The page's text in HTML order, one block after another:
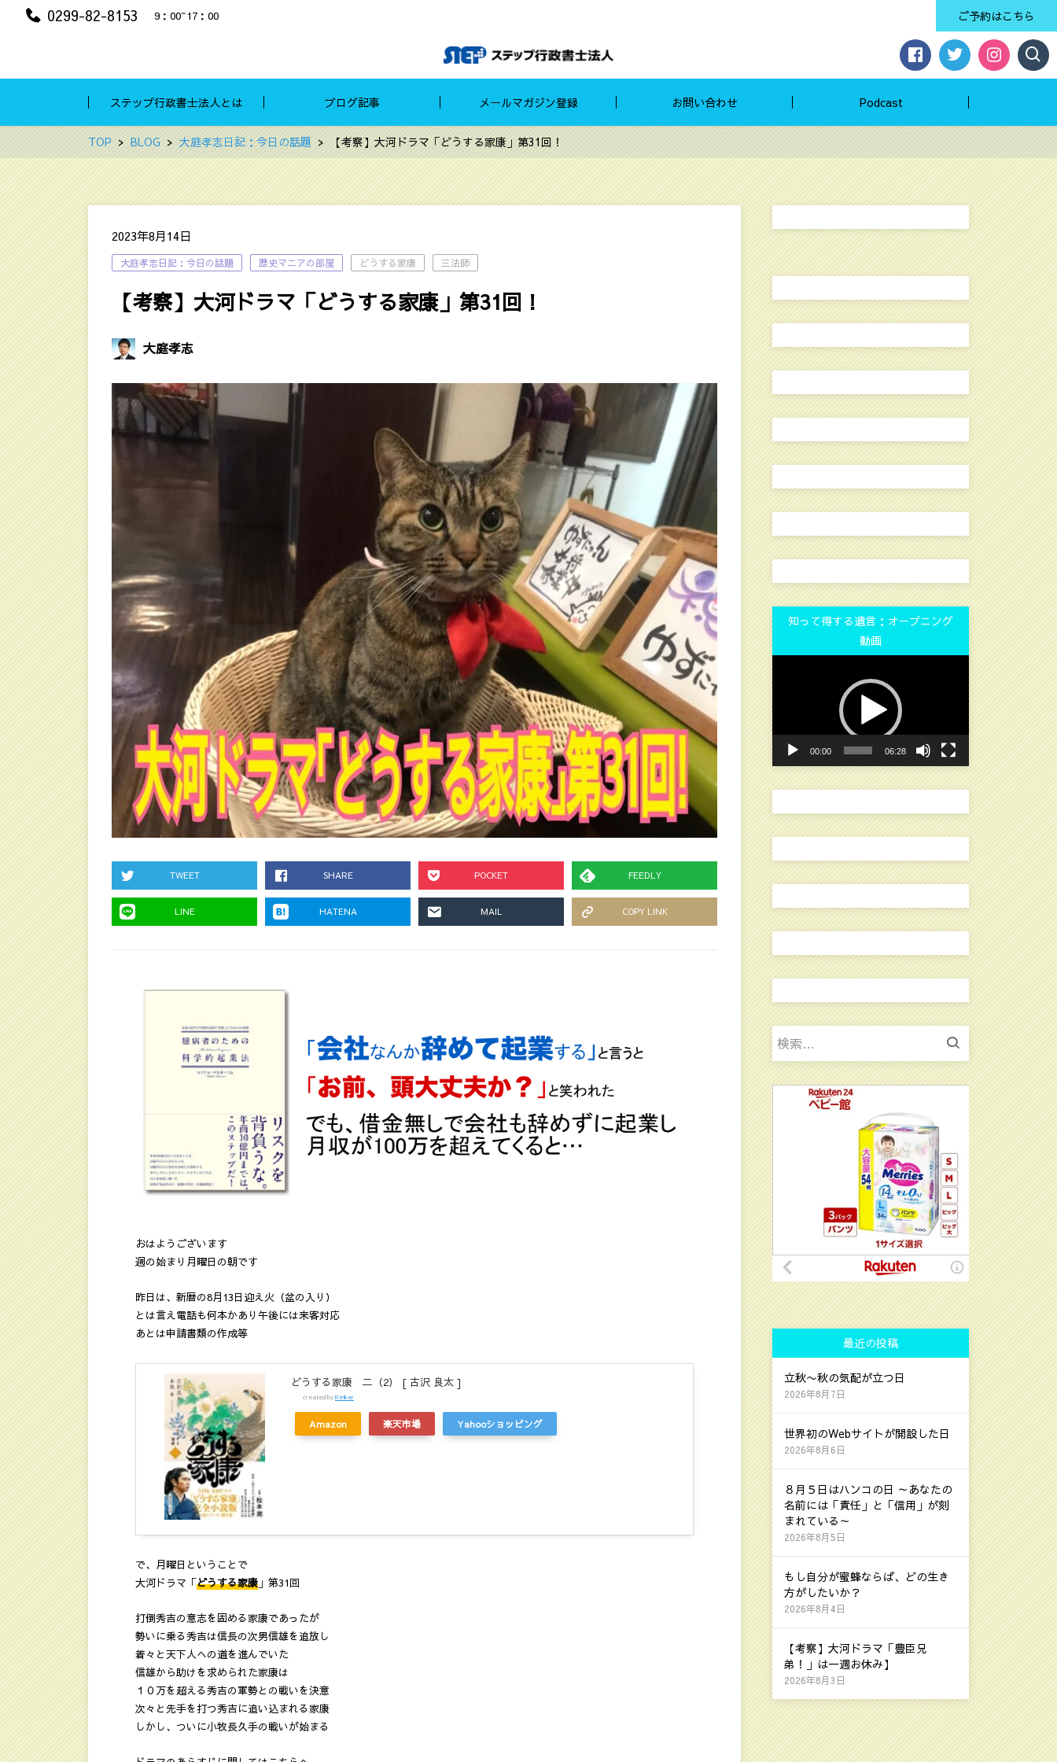
0299-82-8153 9：00~17：00 ご予約はこちら
ステップ行政書士法人とは ブログ記事 メールマガジン登録 お問い合わせ Podcast
TOP BLOG 大庭孝志日記：今日の話題 【考察】大河ドラマ「どうする家康」第31回！
2023年8月14日
大庭孝志日記：今日の話題 歴史マニアの部屋 どうする家康 三法師
【考察】大河ドラマ「どうする家康」第31回！
大庭孝志
TWEET SHARE POCKET FEEDLY
LINE HATENA MAIL COPY LINK
おはようございます
週の始まり月曜日の朝です
昨日は、新暦の8月13日迎え火（盆の入り）
とは言え電話も何本かあり午後には来客対応
あとは申請書類の作成等
どうする家康 二（2） [ 古沢 良太 ]
created byRinker
Amazon 楽天市場 Yahooショッピング
で、月曜日ということで
大河ドラマ「どうする家康 」第31回
打倒秀吉の意志を固める家康であったが
勢いに乗る秀吉は信長の次男信雄を追放し
着々と天下人への道を進んでいた
信雄から助けを求められた家康は
１０万を超える秀吉の軍勢との戦いを決意
次々と先手を打つ秀吉に追い込まれる家康
しかし、ついに小牧長久手の戦いが始まる
知って得する遺言：オープニング
動画
動
画
プ
レ
ー
ヤ
ー
00:00 06:28
検
索:
最近の投稿
立秋〜秋の気配が立つ日
2026年8月7日
世界初のWebサイトが開設した日
2026年8月6日
８月５日はハンコの日 ～あなたの
名前には「責任」と「信用」が刻
まれている～
2026年8月5日
もし自分が蜜蜂ならば、どの生き
方がしたいか？
2026年8月4日
【考察】大河ドラマ「豊臣兄
弟！」は一週お休み】
2026年8月3日